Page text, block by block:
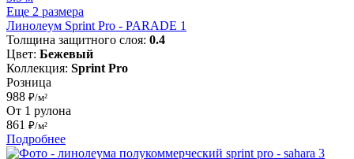
Еще 2 размера
Линолеум Sprint Pro - PARADE 1
Толщина защитного слоя: 0.4
Цвет: Бежевый
Коллекция: Sprint Pro
Розница
988 ₽/м²
От 1 рулона
861 ₽/м²
Подробнее